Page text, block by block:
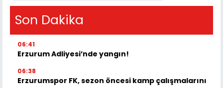
Son Dakika
06:41
Erzurum Adliyesi’nde yangın!
06:38
Erzurumspor FK, sezon öncesi kamp çalışmalarını